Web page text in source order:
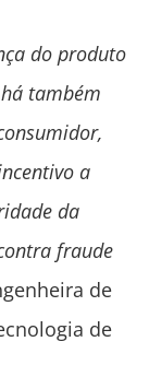
do produto
também
a
da
fraude
de
de